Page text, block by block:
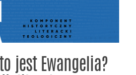
jest Ewangelia?